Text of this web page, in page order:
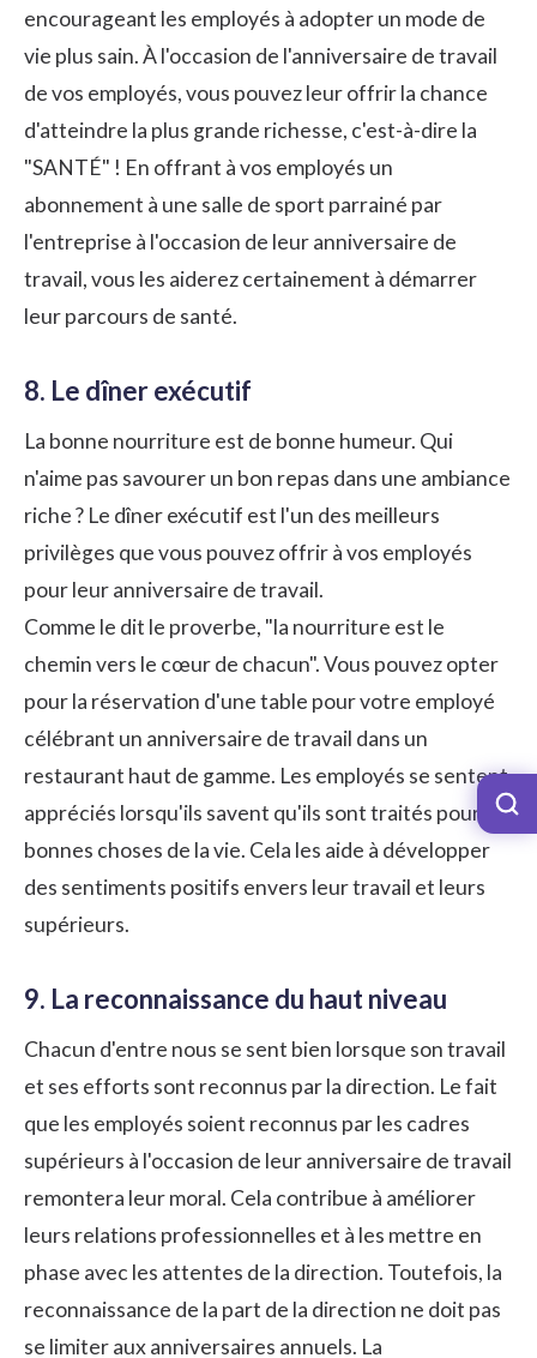
encourageant les employés à adopter un mode de
vie plus sain. À l'occasion de l'anniversaire de travail
de vos employés, vous pouvez leur offrir la chance
d'atteindre la plus grande richesse, c'est-à-dire la
"SANTÉ" ! En offrant à vos employés un
abonnement à une salle de sport parrainé par
l'entreprise à l'occasion de leur anniversaire de
travail, vous les aiderez certainement à démarrer
leur parcours de santé.
8. Le dîner exécutif
La bonne nourriture est de bonne humeur. Qui
n'aime pas savourer un bon repas dans une ambiance
riche ? Le dîner exécutif est l'un des meilleurs
privilèges que vous pouvez offrir à vos employés
pour leur anniversaire de travail.
Comme le dit le proverbe, "la nourriture est le
chemin vers le cœur de chacun". Vous pouvez opter
pour la réservation d'une table pour votre employé
célébrant un anniversaire de travail dans un
restaurant haut de gamme. Les employés se sentent
appréciés lorsqu'ils savent qu'ils sont traités pour les
bonnes choses de la vie. Cela les aide à développer
des sentiments positifs envers leur travail et leurs
supérieurs.
9. La reconnaissance du haut niveau
Chacun d'entre nous se sent bien lorsque son travail
et ses efforts sont reconnus par la direction. Le fait
que les employés soient reconnus par les cadres
supérieurs à l'occasion de leur anniversaire de travail
remontera leur moral. Cela contribue à améliorer
leurs relations professionnelles et à les mettre en
phase avec les attentes de la direction. Toutefois, la
reconnaissance de la part de la direction ne doit pas
se limiter aux anniversaires annuels. La